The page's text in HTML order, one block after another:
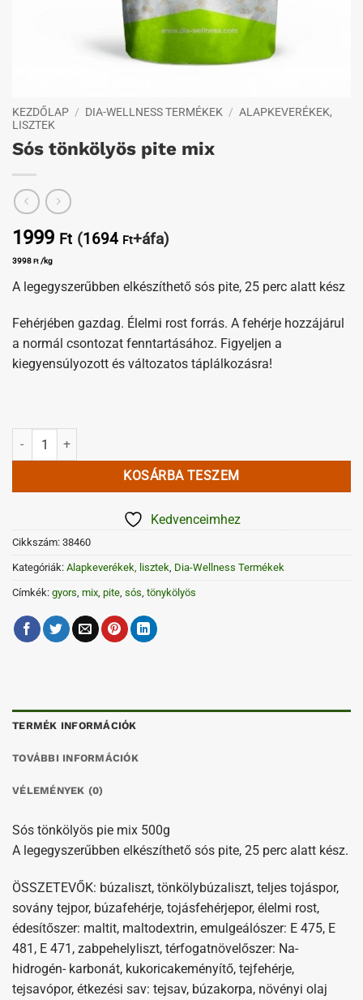
KEZDŐLAP / DIA-WELLNESS TERMÉKEK / ALAPKEVERÉKEK,
LISZTEK
Sós tönkölyös pite mix
1999 Ft (1694 Ft+áfa)
3998 Ft /kg
A legegyszerűbben elkészíthető sós pite, 25 perc alatt kész
Fehérjében gazdag. Élelmi rost forrás. A fehérje hozzájárul
a normál csontozat fenntartásához. Figyeljen a
kiegyensúlyozott és változatos táplálkozásra!
Sós tönkölyös pite mix mennyiség
KOSÁRBA TESZEM
Kedvenceimhez
Cikkszám: 38460
Kategóriák: Alapkeverékek, lisztek Dia-Wellness Termékek
Címkék: gyors mix pite sós tönykölyös
TERMÉK INFORMÁCIÓK
TOVÁBBI INFORMÁCIÓK
VÉLEMÉNYEK (0)
Sós tönkölyös pie mix 500g
A legegyszerűbben elkészíthető sós pite, 25 perc alatt kész.
ÖSSZETEVŐK: búzaliszt, tönkölybúzaliszt, teljes tojáspor,
sovány tejpor, búzafehérje, tojásfehérjepor, élelmi rost,
édesítőszer: maltit, maltodextrin, emulgeálószer: E 475, E
481, E 471, zabpehelyliszt, térfogatnövelőszer: Na-
hidrogén- karbonát, kukoricakeményítő, tejfehérje,
tejsavópor, étkezési sav: tejsav, búzakorpa, növényi olaj